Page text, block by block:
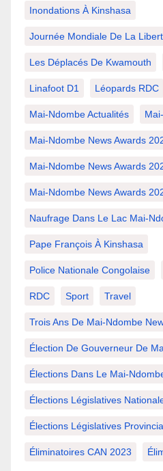
Inondations À Kinshasa
Journée Mondiale De La
Les Déplacés De Kwamouth
Linafoot D1 Léopards RDC
Mai-Ndombe Actualités
Mai-Ndombe News Awards
Mai-Ndombe News Awards
Mai-Ndombe News Awards
Naufrage Dans Le Lac Mai-
Pape François À Kinshasa
Police Nationale Congolaise
RDC Sport Travel
Trois Ans De Mai-Ndombe
Élection De Gouverneur De
Élections Dans Le Mai-
Élections Législatives
Élections Législatives
Éliminatoires CAN 2023